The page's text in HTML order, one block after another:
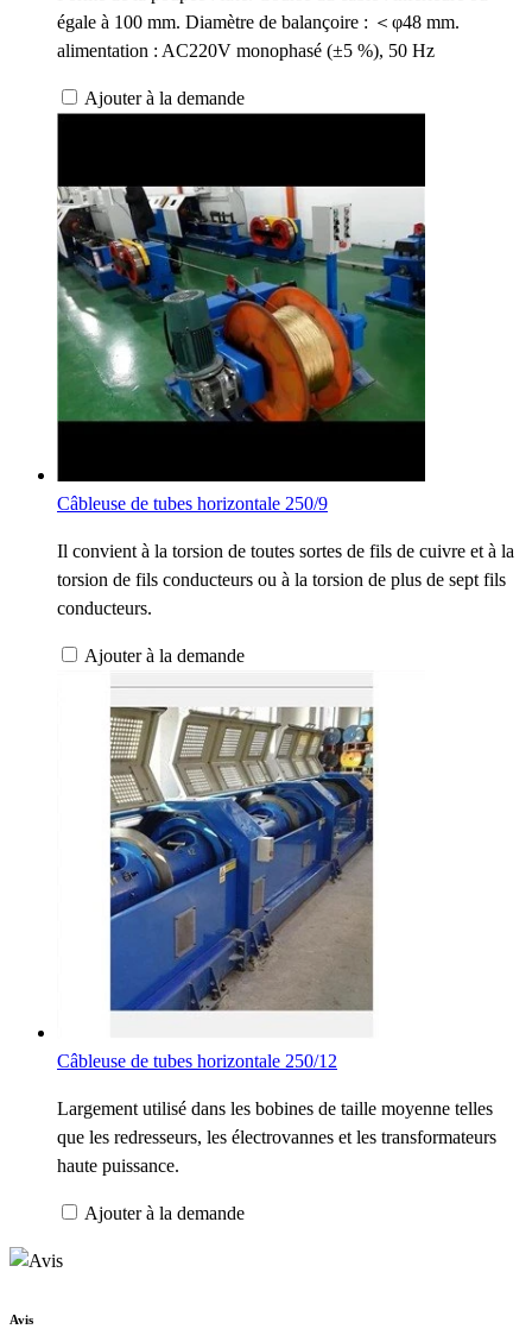
égale à 100 mm. Diamètre de balançoire : ＜φ48 mm.
alimentation : AC220V monophasé (±5 %), 50 Hz
Ajouter à la demande
Câbleuse de tubes horizontale 250/9
Il convient à la torsion de toutes sortes de fils de cuivre et à la
torsion de fils conducteurs ou à la torsion de plus de sept fils
conducteurs.
Ajouter à la demande
Câbleuse de tubes horizontale 250/12
Largement utilisé dans les bobines de taille moyenne telles
que les redresseurs, les électrovannes et les transformateurs
haute puissance.
Ajouter à la demande
Avis